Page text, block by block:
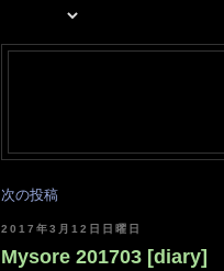
次の投稿
2017年3月12日日曜日
Mysore 201703 [diary]